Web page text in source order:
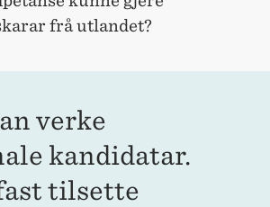
frå utlandet?
verke
kandidatar.
tilsette